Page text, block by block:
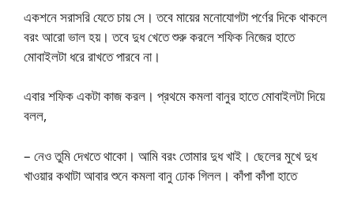
একশনে সরাসরি যেতে চায় সে। তবে মায়ের মনোযোগটা পর্ণের দিকে থাকলে
বরং আরো ভাল হয়। তবে দুধ খেতে শুরু করলে শফিক নিজের হাতে
মোবাইলটা ধরে রাখতে পারবে না।
এবার শফিক একটা কাজ করল। প্রথমে কমলা বানুর হাতে মোবাইলটা দিয়ে
বলল,
– নেও তুমি দেখতে থাকো। আমি বরং তোমার দুধ খাই। ছেলের মুখে দুধ
খাওয়ার কথাটা আবার শুনে কমলা বানু ঢোক গিলল। কাঁপা কাঁপা হাতে